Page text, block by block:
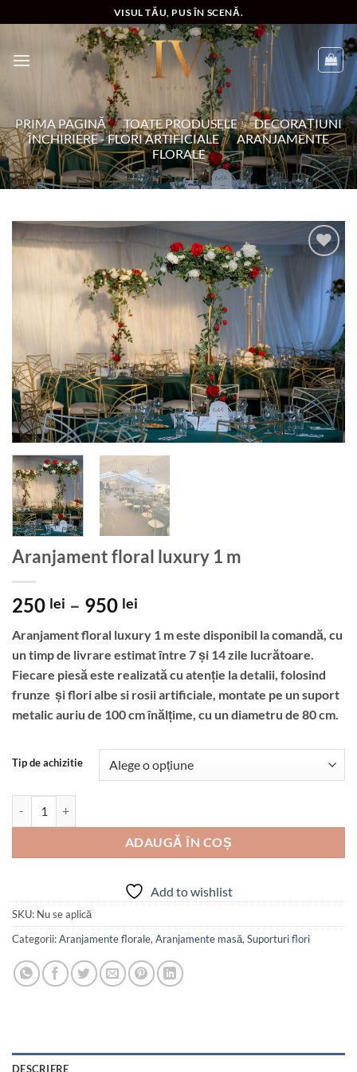
to
VISUL TĂU, PUS ÎN SCENĂ.
PRIMA PAGINĂ / TOATE PRODUSELE / DECORAȚIUNI
ÎNCHIRIERE - FLORI ARTIFICIALE / ARANJAMENTE
FLORALE
Add to
wishlist
Aranjament floral luxury 1 m
250 lei – 950 lei
prețuri:
250 lei
până
la
950 lei
Aranjament floral luxury 1 m este disponibil la comandă, cu
un timp de livrare estimat între 7 și 14 zile lucrătoare.
Fiecare piesă este realizată cu atenție la detalii, folosind
frunze și flori albe si rosii artificiale, montate pe un suport
metalic auriu de 100 cm înălțime, cu un diametru de 80 cm.
Tip de achizitie
ADAUGĂ ÎN COȘ
Add to wishlist
SKU: Nu se aplică
Categorii:Aranjamente florale, Aranjamente masă, Suporturi flori
DESCRIERE